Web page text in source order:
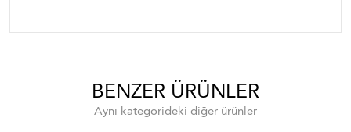
BENZER ÜRÜNLER
Aynı kategorideki diğer ürünler